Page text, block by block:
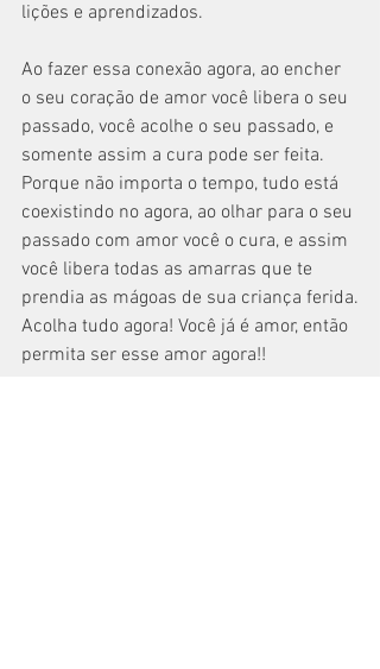
lições e aprendizados.
Ao fazer essa conexão agora, ao encher
o seu coração de amor você libera o seu
passado, você acolhe o seu passado, e
somente assim a cura pode ser feita.
Porque não importa o tempo, tudo está
coexistindo no agora, ao olhar para o seu
passado com amor você o cura, e assim
você libera todas as amarras que te
prendia as mágoas de sua criança ferida.
Acolha tudo agora! Você já é amor, então
permita ser esse amor agora!!